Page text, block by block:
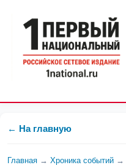
← На главную
Главная → Хроника событий →